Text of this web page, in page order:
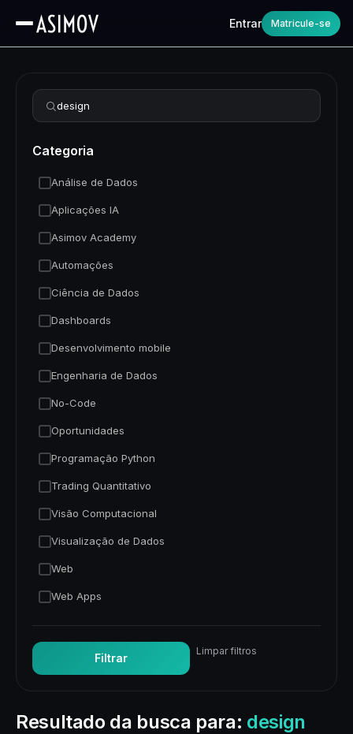
Entrar Matricule-se
Resultado da busca para: design
Refinar busca
Categoria
Análise de Dados
Aplicações IA
Asimov Academy
Automações
Ciência de Dados
Dashboards
Desenvolvimento mobile
Engenharia de Dados
No-Code
Oportunidades
Programação Python
Trading Quantitativo
Visão Computacional
Visualização de Dados
Web
Web Apps
Filtrar
Limpar filtros